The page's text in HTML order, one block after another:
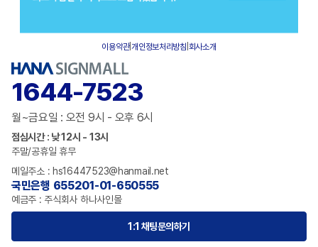
이용약관|개인정보처리방침 회사소개
1644-7523
월~금요일 : 오전 9시 - 오후 6시
점심시간 : 낮 12시 - 13시
주말/공휴일 휴무
메일주소 : hs16447523@hanmail.net
국민은행 655201-01-650555
예금주 : 주식회사 하나사인몰
1:1 채팅문의하기